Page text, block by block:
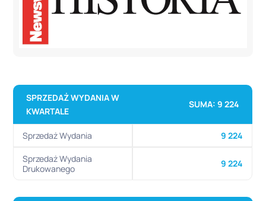
SPRZEDAŻ WYDANIA W
KWARTALE
SUMA: 9 224
Sprzedaż Wydania 9 224
Sprzedaż Wydania
Drukowanego
9 224